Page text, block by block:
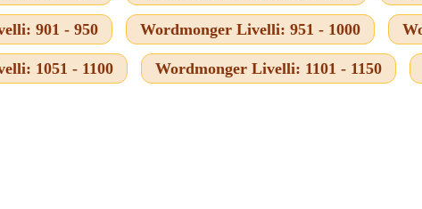
901 - 950 Wordmonger Livelli: 951 - 1000
1051 - 1100 Wordmonger Livelli: 1101 - 1150